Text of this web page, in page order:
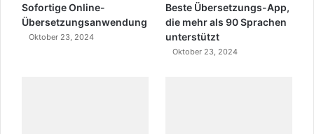
Sofortige Online-
Übersetzungsanwendung
Oktober 23, 2024
Beste Übersetzungs-App,
die mehr als 90 Sprachen
unterstützt
Oktober 23, 2024